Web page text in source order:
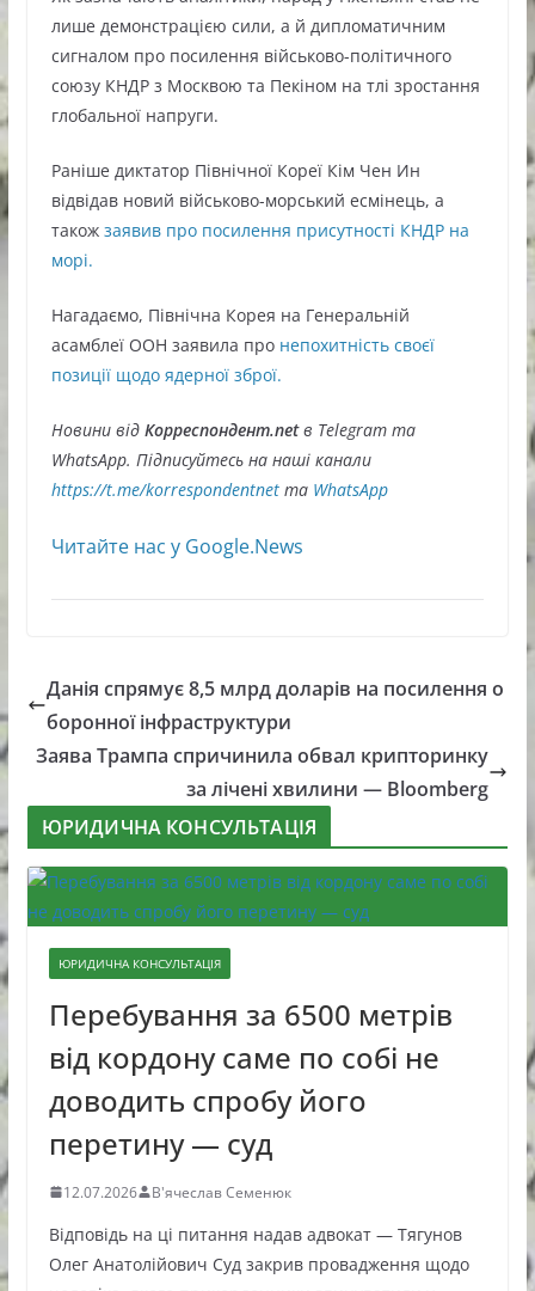
лише демонстрацією сили, а й дипломатичним
сигналом про посилення військово-політичного
союзу КНДР з Москвою та Пекіном на тлі зростання
глобальної напруги.
Раніше диктатор Північної Кореї Кім Чен Ин
відвідав новий військово-морський есмінець, а
також заявив про посилення присутності КНДР на
морі.
Нагадаємо, Північна Корея на Генеральній
асамблеї ООН заявила про непохитність своєї
позиції щодо ядерної зброї.
Новини відКорреспондент.netв Telegram та
WhatsApp. Підписуйтесь на наші канали
https://t.me/korrespondentnetта WhatsApp
Читайте нас у Google.News
Данія спрямує 8,5 млрд доларів на посилення о
боронної інфраструктури
Заява Трампа спричинила обвал крипторинку
за лічені хвилини — Bloomberg
ЮРИДИЧНА КОНСУЛЬТАЦІЯ
ЮРИДИЧНА КОНСУЛЬТАЦІЯ
Перебування за 6500 метрів
від кордону саме по собі не
доводить спробу його
перетину — суд
12.07.2026 В'ячеслав Семенюк
Відповідь на ці питання надав адвокат — Тягунов
Олег Анатолійович Суд закрив провадження щодо